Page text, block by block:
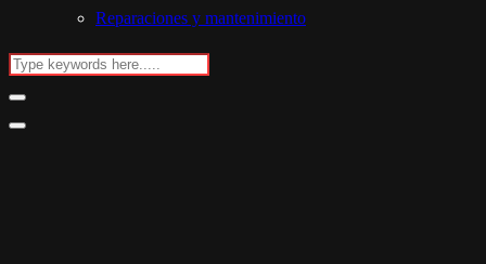
Reparaciones y mantenimiento